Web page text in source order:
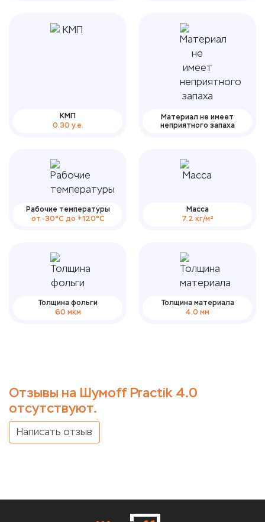
КМП
0.30 у.е.
Материал не имеет
неприятного запаха
Рабочие температуры
от -30°С до +120°С
Масса
7.2 кг/м²
Толщина фольги
60 мкм
Толщина материала
4.0 мм
Отзывы на Шумoff Practik 4.0
отсутствуют.
Написать отзыв